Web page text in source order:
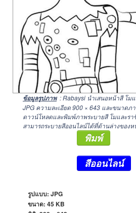
ข้อมูลรูปภาพ : Rabaysi นำเสนอหน้าสี โม
JPG ความละเอียด900 × 643 และขนาดภ
ดาวน์โหลดและพิมพ์ภาพระบายสี โมและร
สามารถระบายสีออนไลน์ได้ที่ด้านล่างของ
พิมพ์
สีออนไลน์
รูปแบบ: JPG
ขนาด: 45 KB